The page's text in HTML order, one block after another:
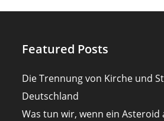
Featured Posts
Die Trennung von Kirche und
Deutschland
Was tun wir, wenn ein Asteroid